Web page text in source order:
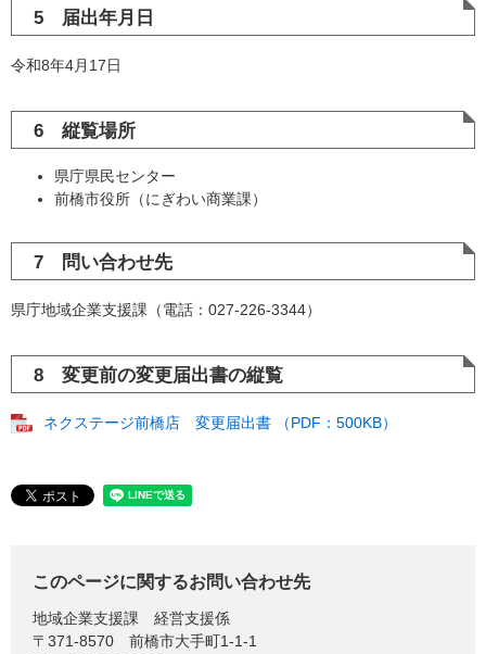
5 届出年月日
令和8年4月17日
6 縦覧場所
県庁県民センター
前橋市役所（にぎわい商業課）
7 問い合わせ先
県庁地域企業支援課（電話：027-226-3344）
8 変更前の変更届出書の縦覧
ネクステージ前橋店 変更届出書 （PDF：500KB）
このページに関するお問い合わせ先
地域企業支援課
経営支援係
〒371-8570
前橋市大手町1-1-1